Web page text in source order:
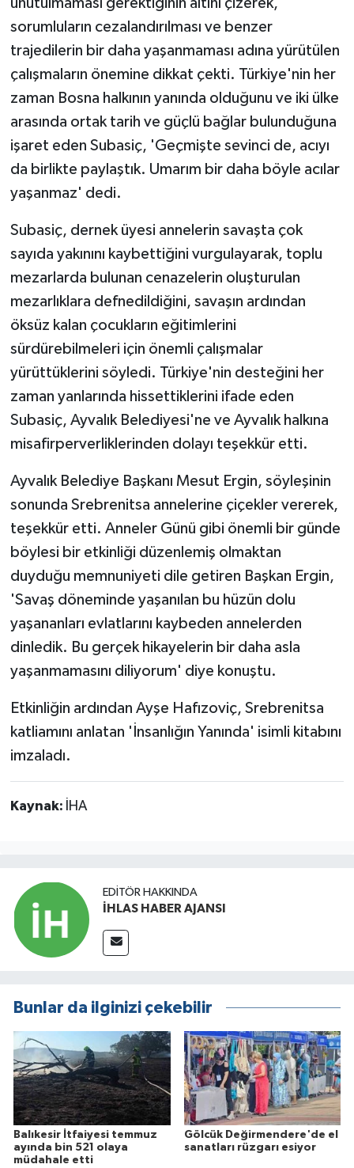
unutulmaması gerektiğinin altını çizerek,
sorumluların cezalandırılması ve benzer
trajedilerin bir daha yaşanmaması adına yürütülen
çalışmaların önemine dikkat çekti. Türkiye'nin her
zaman Bosna halkının yanında olduğunu ve iki ülke
arasında ortak tarih ve güçlü bağlar bulunduğuna
işaret eden Subasiç, 'Geçmişte sevinci de, acıyı
da birlikte paylaştık. Umarım bir daha böyle acılar
yaşanmaz' dedi.
Subasiç, dernek üyesi annelerin savaşta çok
sayıda yakınını kaybettiğini vurgulayarak, toplu
mezarlarda bulunan cenazelerin oluşturulan
mezarlıklara defnedildiğini, savaşın ardından
öksüz kalan çocukların eğitimlerini
sürdürebilmeleri için önemli çalışmalar
yürüttüklerini söyledi. Türkiye'nin desteğini her
zaman yanlarında hissettiklerini ifade eden
Subasiç, Ayvalık Belediyesi'ne ve Ayvalık halkına
misafirperverliklerinden dolayı teşekkür etti.
Ayvalık Belediye Başkanı Mesut Ergin, söyleşinin
sonunda Srebrenitsa annelerine çiçekler vererek,
teşekkür etti. Anneler Günü gibi önemli bir günde
böylesi bir etkinliği düzenlemiş olmaktan
duyduğu memnuniyeti dile getiren Başkan Ergin,
'Savaş döneminde yaşanılan bu hüzün dolu
yaşananları evlatlarını kaybeden annelerden
dinledik. Bu gerçek hikayelerin bir daha asla
yaşanmamasını diliyorum' diye konuştu.
Etkinliğin ardından Ayşe Hafızoviç, Srebrenitsa
katliamını anlatan 'İnsanlığın Yanında' isimli kitabını
imzaladı.
Kaynak: İHA
EDITÖR HAKKINDA
İHLAS HABER AJANSI
Bunlar da ilginizi çekebilir
Balıkesir İtfaiyesi temmuz
ayında bin 521 olaya
müdahale etti
Gölcük Değirmendere'de el
sanatları rüzgarı esiyor